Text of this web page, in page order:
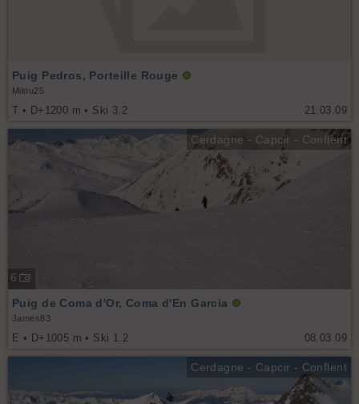
21.03.09
Puig Pedros, Porteille Rouge
Milou25
T • D+1200 m • Ski 3.2
Cerdagne - Capcir - Conflent
6
08.03.09
Puig de Coma d'Or, Coma d'En Garcia
James83
E • D+1005 m • Ski 1.2
Cerdagne - Capcir - Conflent